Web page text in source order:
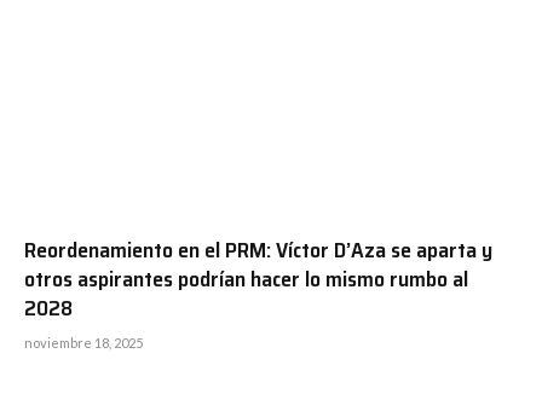
Reordenamiento en el PRM: Víctor D’Aza se aparta y
otros aspirantes podrían hacer lo mismo rumbo al
2028
noviembre 18, 2025